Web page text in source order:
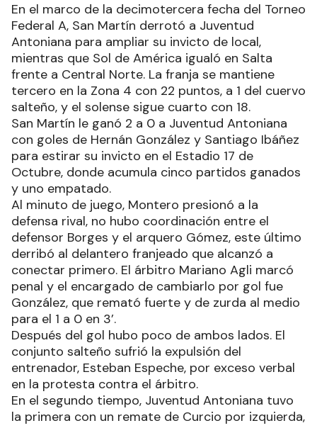
En el marco de la decimotercera fecha del Torneo
Federal A, San Martín derrotó a Juventud
Antoniana para ampliar su invicto de local,
mientras que Sol de América igualó en Salta
frente a Central Norte. La franja se mantiene
tercero en la Zona 4 con 22 puntos, a 1 del cuervo
salteño, y el solense sigue cuarto con 18.
San Martín le ganó 2 a 0 a Juventud Antoniana
con goles de Hernán González y Santiago Ibáñez
para estirar su invicto en el Estadio 17 de
Octubre, donde acumula cinco partidos ganados
y uno empatado.
Al minuto de juego, Montero presionó a la
defensa rival, no hubo coordinación entre el
defensor Borges y el arquero Gómez, este último
derribó al delantero franjeado que alcanzó a
conectar primero. El árbitro Mariano Agli marcó
penal y el encargado de cambiarlo por gol fue
González, que remató fuerte y de zurda al medio
para el 1 a 0 en 3’.
Después del gol hubo poco de ambos lados. El
conjunto salteño sufrió la expulsión del
entrenador, Esteban Espeche, por exceso verbal
en la protesta contra el árbitro.
En el segundo tiempo, Juventud Antoniana tuvo
la primera con un remate de Curcio por izquierda,